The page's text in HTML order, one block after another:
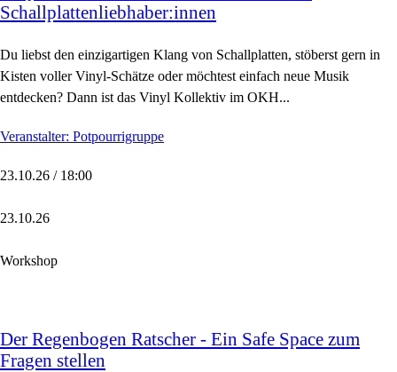
Schallplattenliebhaber:innen
Du liebst den einzigartigen Klang von Schallplatten, stöberst gern in
Kisten voller Vinyl-Schätze oder möchtest einfach neue Musik
entdecken? Dann ist das Vinyl Kollektiv im OKH...
Veranstalter: Potpourrigruppe
23.10.26 / 18:00
23.10.26
Workshop
Der Regenbogen Ratscher - Ein Safe Space zum
Fragen stellen